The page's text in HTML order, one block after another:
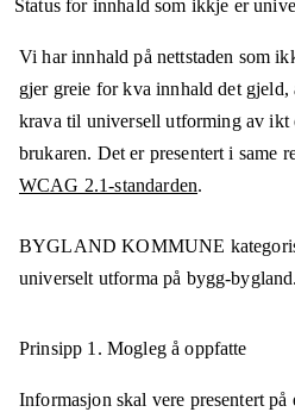
Status for innhald som ikkje er
Vi har innhald på nettstaden som
gjer greie for kva innhald det
krava til universell utforming av ikt
brukaren. Det er presentert i same
WCAG 2.1-standarden.
BYGLAND KOMMUNE
universelt utforma på bygg-
Prinsipp 1. Mogleg å oppfatte
Informasjon skal vere presentert på